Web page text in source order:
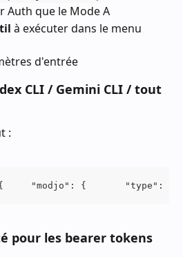
Auth que le Mode A
à exécuter dans le menu
d'entrée
CLI / Gemini CLI / tout
:
{     "modjo": {       "type":
pour les bearer tokens